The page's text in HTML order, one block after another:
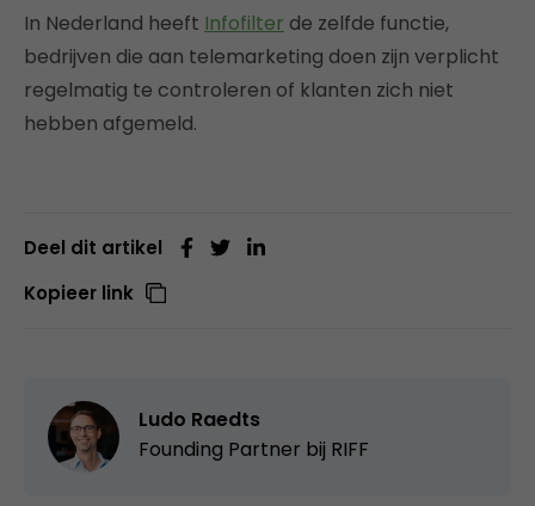
In Nederland heeft Infofilter de zelfde functie,
bedrijven die aan telemarketing doen zijn verplicht
regelmatig te controleren of klanten zich niet
hebben afgemeld.
Deel dit artikel
Kopieer link
Ludo Raedts
Founding Partner bij RIFF